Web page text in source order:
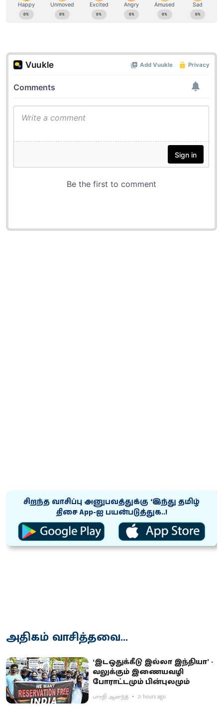
சிறந்த வாசிப்பு அனுபவத்துக்கு ‘இந்து தமிழ்
திசை App-ஐ பயன்படுத்துக..!
அதிகம் வாசித்தவை...
‘இடஒதுக்கீடு இல்லா இந்தியா’ -
வலுக்கும் இணையவழி
போராட்டமும் பின்புலமும்
பாரதி ஆனந்த் 21 hours ago